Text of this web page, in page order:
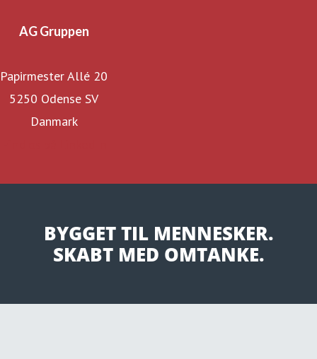
AG Gruppen
Papirmester Allé 20
5250 Odense SV
Danmark